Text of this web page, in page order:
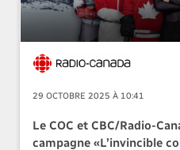
29 OCTOBRE 2025 À 10:41
Le COC et CBC/Radio-
campagne «L’invincible